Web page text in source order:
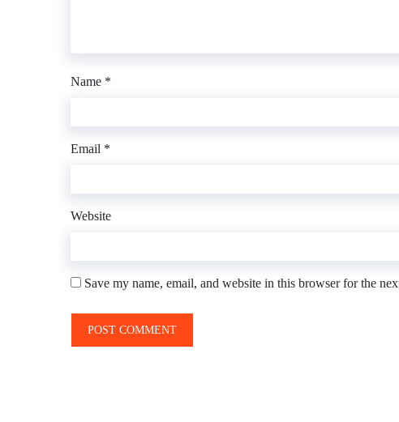
Name *
Email *
Website
Save my name, email, and website in this browser for the